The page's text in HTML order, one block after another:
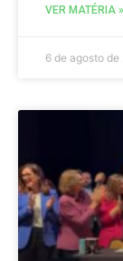
VER MATÉRIA »
6 de agosto de